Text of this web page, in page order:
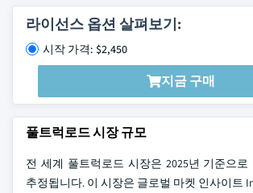
라이선스 옵션 살펴보기:
시작 가격: $2,450
지금 구매
풀트럭로드 시장 규모
전 세계 풀트럭로드 시장은 2025년 기준으로
추정됩니다. 이 시장은 글로벌 마켓 인사이트